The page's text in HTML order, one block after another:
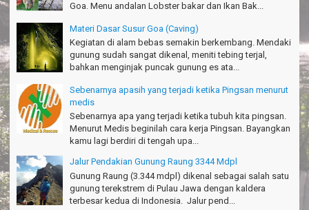
Salam lestari!
Tapak Adventure Club - Bandung Barat
Thanks!
Thanks Bodyrafting Green canyon, extreme, enjoy dan seru
Santoso - Kudus
Seru banget Pantai Batukaras!
Sudrajat - Kuningan
エキサイティングなツアー。ありがとう Arief Pangandaran
Nakata-Osaka Japan
Goa. Menu andalan Lobster bakar dan Ikan Bak...
Materi Dasar Susur Goa (Caving)
Kegiatan di alam bebas semakin berkembang. Mendaki
gunung sudah sangat dikenal, meniti tebing terjal,
bahkan menginjak puncak gunung es ata...
Sebenarnya apasih yang terjadi ketika Pingsan menurut
medis
Sebenarnya apa yang terjadi ketika tubuh kita pingsan.
Menurut Medis beginilah cara kerja Pingsan. Bayangkan
kamu lagi berdiri di tengah upa...
Jalur Pendakian Gunung Raung 3344 Mdpl
Gunung Raung (3.344 mdpl) dikenal sebagai salah satu
gunung terekstrem di Pulau Jawa dengan kaldera
terbesar kedua di Indonesia. Jalur pend...